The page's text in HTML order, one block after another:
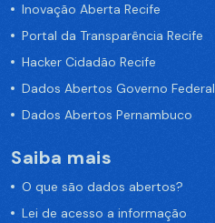
Inovação Aberta Recife
Portal da Transparência Recife
Hacker Cidadão Recife
Dados Abertos Governo Federal
Dados Abertos Pernambuco
Saiba mais
O que são dados abertos?
Lei de acesso a informação